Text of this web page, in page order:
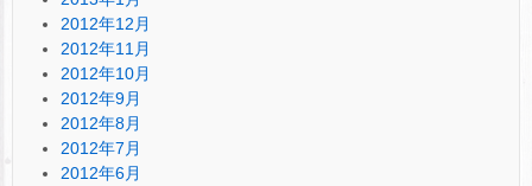
2012年12月
2012年11月
2012年10月
2012年9月
2012年8月
2012年7月
2012年6月